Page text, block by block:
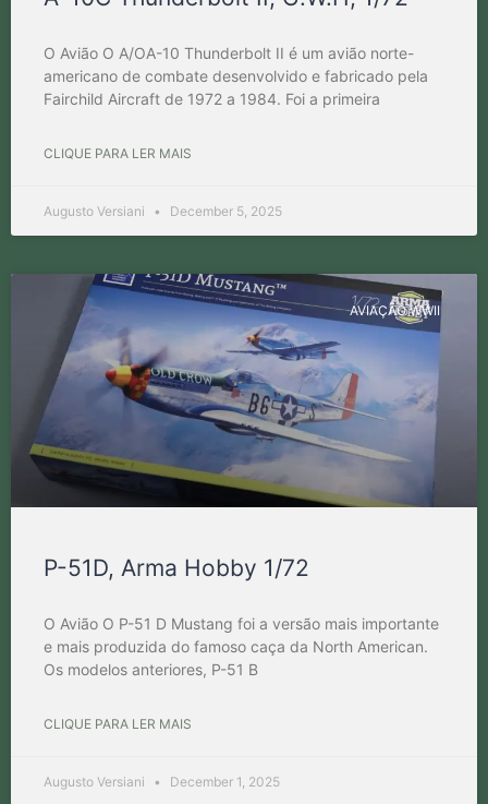
O Avião O A/OA-10 Thunderbolt II é um avião norte-
americano de combate desenvolvido e fabricado pela
Fairchild Aircraft de 1972 a 1984. Foi a primeira
CLIQUE PARA LER MAIS
Augusto Versiani December 5, 2025
AVIAÇÃO WWII
P-51D, Arma Hobby 1/72
O Avião O P-51 D Mustang foi a versão mais importante
e mais produzida do famoso caça da North American.
Os modelos anteriores, P-51 B
CLIQUE PARA LER MAIS
Augusto Versiani December 1, 2025